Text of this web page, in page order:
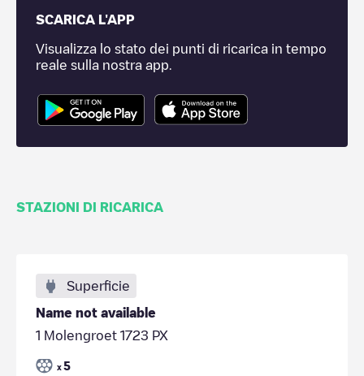
SCARICA L'APP
Visualizza lo stato dei punti di ricarica in tempo
reale sulla nostra app.
STAZIONI DI RICARICA
Superficie
Name not available
1 Molengroet 1723 PX
x 5